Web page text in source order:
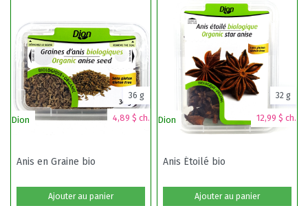
Dion 4,89 $ ch.
36 g
Anis en Graine bio
Ajouter au panier
Dion 12,99 $ ch.
32 g
Anis Étoilé bio
Ajouter au panier